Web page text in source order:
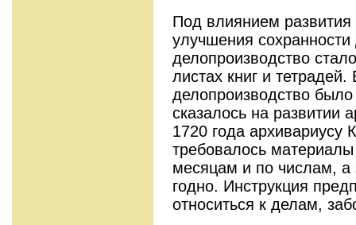
Под влиянием развития
улучшения
делопроизводство
листах книг и
делопроизводство
сказалось на развитии
1720 года архивариусу
требовалось
месяцам и по числам, а
годно. Инструкция
относиться к делам,